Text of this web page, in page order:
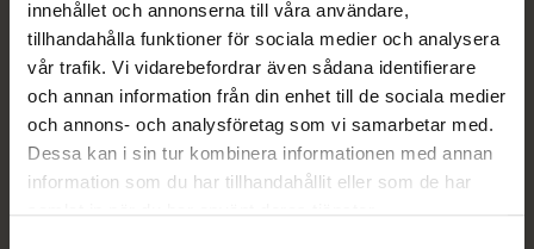
innehållet och annonserna till våra användare,
tillhandahålla funktioner för sociala medier och analysera
vår trafik. Vi vidarebefordrar även sådana identifierare
och annan information från din enhet till de sociala medier
och annons- och analysföretag som vi samarbetar med.
Dessa kan i sin tur kombinera informationen med annan
information som du har tillhandahållit eller som de har
samlat in när du har använt deras tjänster.
med välutbildad personal.
Varmt välkommen till oss
Stora vana av tandvårdsrädsla